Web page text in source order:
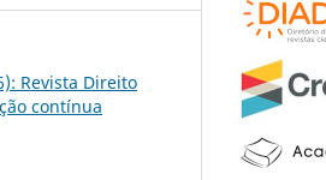
Revista Direito
contínua